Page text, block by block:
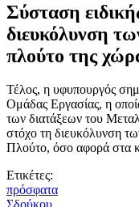
Σύσταση
διευκόλυνση
πλούτο της
Τέλος, η υφυπουργός
Ομάδας Εργασίας, η
των διατάξεων του
στόχο τη διευκόλυνση
Πλούτο, όσο αφορά στα
Ετικέτες:
πρόσφατα